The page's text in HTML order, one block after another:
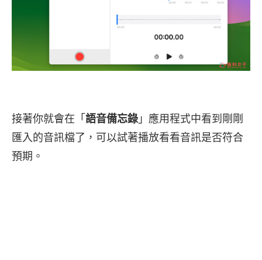
接著你就會在「 語音備忘錄 」應用程式中看到剛剛
匯入的音訊檔了，可以試著播放看看音訊是否符合
預期。